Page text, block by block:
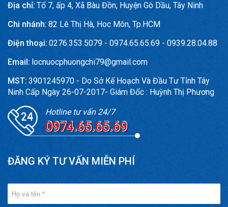
Địa chỉ: Tổ 7, ấp 4, Xã Bàu Đồn, Huyện Gò Dầu, Tây Ninh
Chi nhánh: 82 Lê Thị Hà, Hoc Môn, Tp.HCM
Điện thoại: 0276.353.5079 - 0974.65.65.69 - 0939.28.04.88
Email: locnuocphuongchi79@gmail.com
MST: 3901245970 - Do Sở Kế Hoạch Và Đầu Tư Tỉnh Tây
Ninh Cấp Ngày 26-07-2017- Giám Đốc : Huỳnh Thị Phương
Hotline tư vấn 24/7
0974.65.65.69
ĐĂNG KÝ TƯ VẤN MIỄN PHÍ